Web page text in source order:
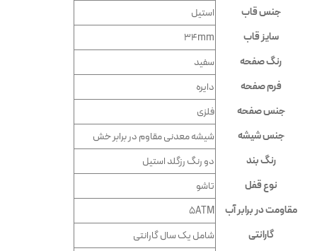
جنس قاب
استیل
سایز قاب
34mm
رنگ صفحه
سفید
فرم صفحه
دایره
جنس صفحه
فلزی
جنس شیشه
شيشه معدنى مقاوم در برابر خش
رنگ بند
دو رنگ رزگلد استیل
نوع قفل
تاشو
مقاومت در برابر آب
5ATM
گارانتی
شامل یک سال گارانتی